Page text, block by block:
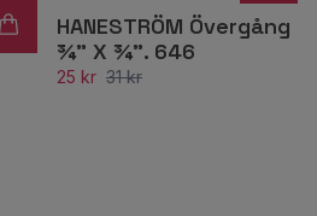
HANESTRÖM Övergång
¾” X ¾”. 646
25 kr 31 kr